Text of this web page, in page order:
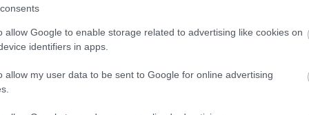
allow Google to enable storage related to advertising like cookies on
identifiers in apps.
allow my user data to be sent to Google for online advertising
a szuperhős újabb kalandját 2016 májusában
Robert Downey jr.-ral forgatottVasember-széria,
készültThor,vagy a 2012-ben a mozikasszákat
történetének harmadik legnagyobb globális